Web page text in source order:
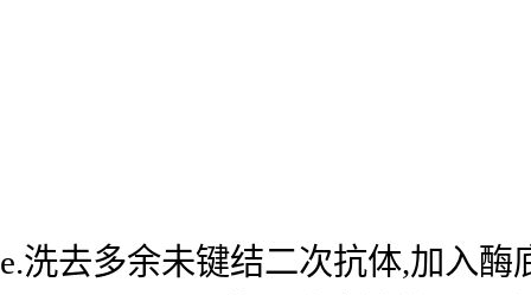
e.洗去多余未键结二次抗体,加入